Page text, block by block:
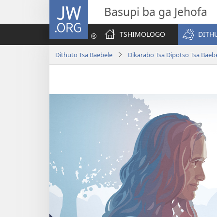
JW.ORG Basupi ba ga Jehofa
TSHIMOLOGO
Dithuto Tsa Baebele Dikarabo Tsa Dipotso Tsa